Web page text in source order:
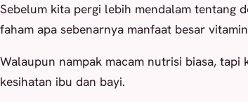
Sebelum kita pergi lebih mendalam tentang
faham apa sebenarnya manfaat besar
Walaupun nampak macam nutrisi biasa, tapi
kesihatan ibu dan bayi.